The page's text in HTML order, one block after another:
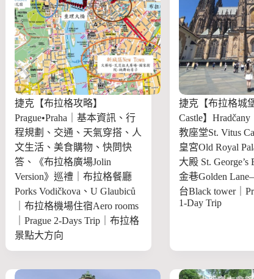
捷克【布拉格攻略】
Prague•Praha｜基本資訊、行
程規劃、交通、天氣穿搭、人
文生活、美食購物、快問快
答、《布拉格廣場Jolin
Version》巡禮｜布拉格餐廳
Porks Vodičkova、U Glaubiců
｜布拉格機場住宿Aero rooms
｜Prague 2-Days Trip｜布拉格
景點大方向
捷克【布拉格城
Castle】
教座堂St. Vitus
皇宮Old Royal
大殿 St.
金巷Golden
台Black tower｜
1-Day Trip